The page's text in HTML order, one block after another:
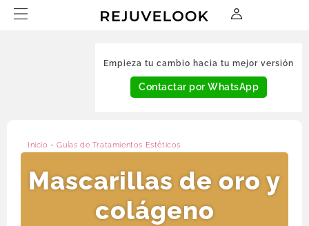
Empieza tu cambio hacia tu mejor versión
Contactar por WhatsApp
Inicio -Guías de Tratamientos Estéticos
Mascarillas de oro y
colágeno